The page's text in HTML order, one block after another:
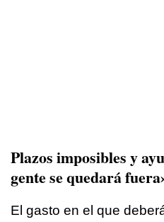
Plazos imposibles y
gente se quedará
El gasto en el que